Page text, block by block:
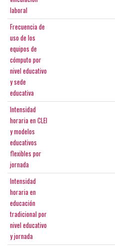
laboral
Frecuencia de
uso de los
equipos de
cómputo por
nivel educativo
y sede
educativa
Intensidad
horaria en CLEI
y modelos
educativos
flexibles por
jornada
Intensidad
horaria en
educación
tradicional por
nivel educativo
y jornada